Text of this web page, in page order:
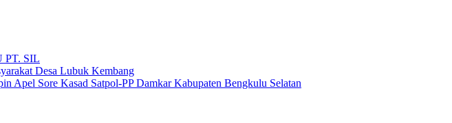
PT. SIL
Desa Lubuk Kembang
Apel Sore Kasad Satpol-PP Damkar Kabupaten Bengkulu Selatan